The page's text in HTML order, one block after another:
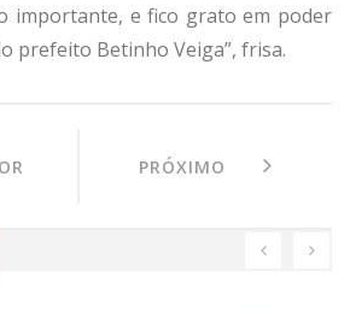
importante, e fico grato em poder
prefeito Betinho Veiga”, frisa.
PRÓXIMO